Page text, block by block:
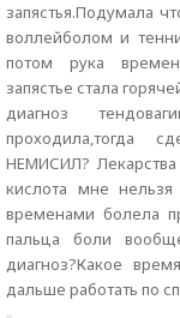
запястья.Подумала
воллейболом и
потом рука
запястье стала
диагноз
проходила,тогда
НЕМИСИЛ? Лекарства
кислота мне
временами болела
пальца боли
диагноз?Какое
дальше работать по